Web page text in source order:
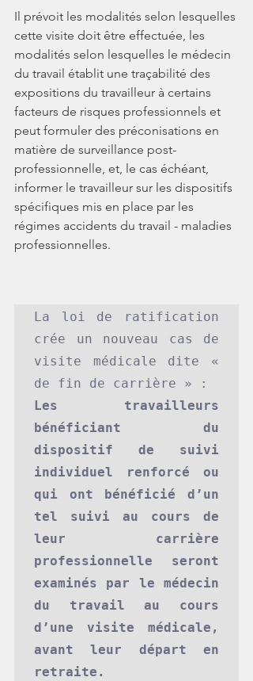
Il prévoit les modalités selon lesquelles
cette visite doit être effectuée, les
modalités selon lesquelles le médecin
du travail établit une traçabilité des
expositions du travailleur à certains
facteurs de risques professionnels et
peut formuler des préconisations en
matière de surveillance post-
professionnelle, et, le cas échéant,
informer le travailleur sur les dispositifs
spécifiques mis en place par les
régimes accidents du travail - maladies
professionnelles.
La loi de ratification
crée un nouveau cas de
visite médicale dite «
Les travailleurs
bénéficiant du
dispositif de suivi
individuel renforcé ou
qui ont bénéficié d’un
tel suivi au cours de
leur carrière
professionnelle seront
examinés par le médecin
du travail au cours
d’une visite médicale,
avant leur départ en
retraite.